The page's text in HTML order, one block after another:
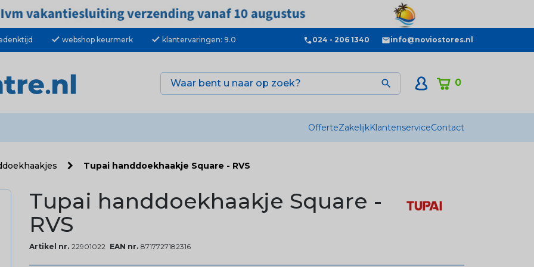
check webshop keurmerk check klantervaringen: 9.0 024 - 206 1340 info@noviostores.nl
0

OfferteZakelijkKlantenserviceContact
Tupai handdoekhaakje Square - RVS
Tupai handdoekhaakje Square -
RVS
Artikel nr. 22901022 EAN nr. 8717727182316